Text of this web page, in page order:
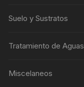
Suelo y Sustratos
Tratamiento de Aguas
Miscelaneos